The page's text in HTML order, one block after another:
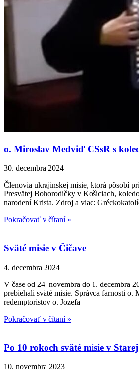
o. Miroslav Medviď CSsR s
30. decembra 2024
Členovia ukrajinskej misie, ktorá pôsobí
Presvätej Bohorodičky v Košiciach,
narodení Krista. Zdroj a viac:
Pokračovať v čítaní »
Sväté misie v Čičave
4. decembra 2024
V čase od 24. novembra do 1. decembra
prebiehali sväté misie. Správca farnosti o.
redemptoristov o. Jozefa
Pokračovať v čítaní »
Po 10 rokoch sväté misie v
10. novembra 2023